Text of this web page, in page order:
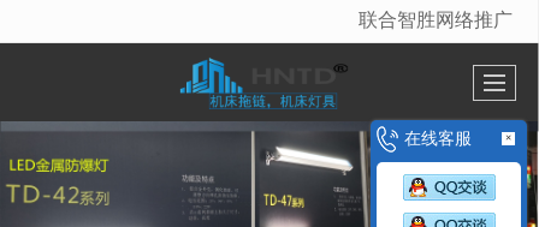
很遗憾，因您的浏览器版本过低导致无法获得最佳浏览体验，推荐下载安装谷歌浏览器！
联合智胜网络推广
在线客服 ×